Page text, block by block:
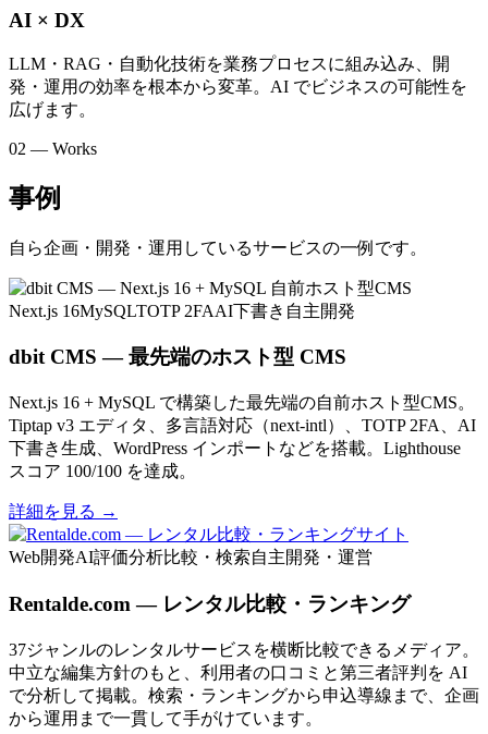
AI × DX
LLM・RAG・自動化技術を業務プロセスに組み込み、開
発・運用の効率を根本から変革。AI でビジネスの可能性を
広げます。
02 — Works
事例
自ら企画・開発・運用しているサービスの一例です。
Next.js 16MySQLTOTP 2FAAI下書き 自主開発
dbit CMS — 最先端のホスト型 CMS
Next.js 16 + MySQL で構築した最先端の自前ホスト型CMS。
Tiptap v3 エディタ、多言語対応（next-intl）、TOTP 2FA、AI
下書き生成、WordPress インポートなどを搭載。Lighthouse
スコア 100/100 を達成。
詳細を見る →
Web開発AI評価分析比較・検索自主開発・運営
Rentalde.com — レンタル比較・ランキング
37ジャンルのレンタルサービスを横断比較できるメディア。
中立な編集方針のもと、利用者の口コミと第三者評判を AI
で分析して掲載。検索・ランキングから申込導線まで、企画
から運用まで一貫して手がけています。